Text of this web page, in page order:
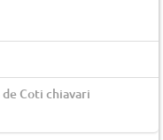
Coti chiavari